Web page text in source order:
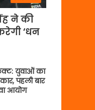
ने की
‘धन
युवाओं का
पहली बार
आयोग